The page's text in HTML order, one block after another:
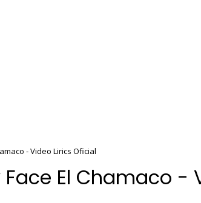
- Video Lirics Oficial
El Chamaco -